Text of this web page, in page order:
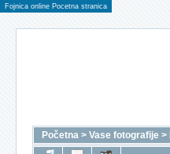
Fojnica online Pocetna stranica
Početna > Vase fotografije >